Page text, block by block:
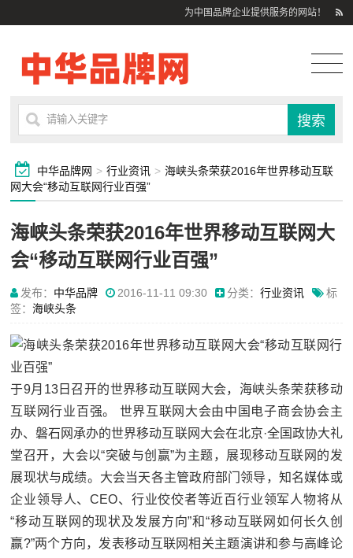
为中国品牌企业提供服务的网站！
中华品牌网 > 行业资讯 > 海峡头条荣获2016年世界移动互联
网大会“移动互联网行业百强”
海峡头条荣获2016年世界移动互联网大
会“移动互联网行业百强”
发布： 中华品牌 2016-11-11 09:30 分类：行业资讯
标
签：海峡头条
于9月13日召开的世界移动互联网大会，海峡头条荣获移动
互联网行业百强。 世界互联网大会由中国电子商会协会主
办、磐石网承办的世界移动互联网大会在北京·全国政协大礼
堂召开，大会以“突破与创赢”为主题，展现移动互联网的发
展现状与成绩。大会当天各主管政府部门领导，知名媒体或
企业领导人、CEO、行业佼佼者等近百行业领军人物将从
“移动互联网的现状及发展方向”和“移动互联网如何长久创
赢?”两个方向，发表移动互联网相关主题演讲和参与高峰论